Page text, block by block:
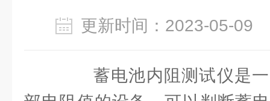
更新时间：2023-05-
蓄电池内阻测试仪是一